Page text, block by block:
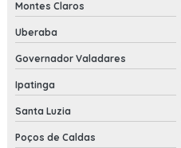
Montes Claros
Uberaba
Governador Valadares
Ipatinga
Santa Luzia
Poços de Caldas